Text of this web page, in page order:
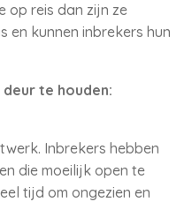
op reis dan zijn ze
en kunnen inbrekers hun
te houden:
Inbrekers hebben
die moeilijk open te
tijd om ongezien en